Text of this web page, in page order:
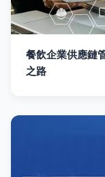
餐飲企業供應鏈
之路